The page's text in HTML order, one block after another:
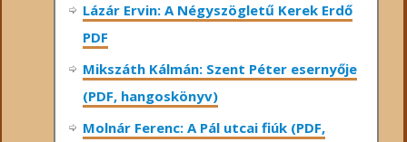
Lázár Ervin: A Négyszögletű Kerek Erdő
PDF
Mikszáth Kálmán: Szent Péter esernyője
(PDF, hangoskönyv)
Molnár Ferenc: A Pál utcai fiúk (PDF,